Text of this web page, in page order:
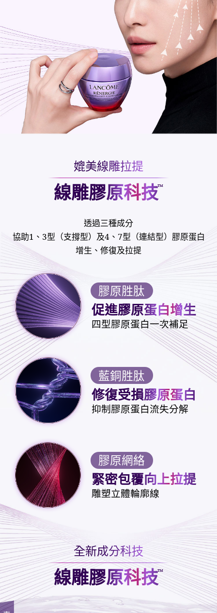
媲美線雕拉提
線雕膠原科技™
透過三種成分
協助1、3型（支撐型）及4、7型（連結型）膠原蛋白
增生、修復及拉提
膠原胜肽
促進膠原蛋白增生
四型膠原蛋白一次補足
藍銅胜肽
修復受損膠原蛋白
抑制膠原蛋白流失分解
膠原網絡
緊密包覆向上拉提
雕塑立體輪廓線
全新成分科技
線雕膠原科技™